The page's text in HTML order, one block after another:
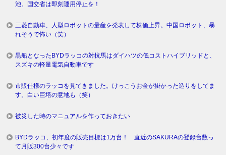
池。国交省は即刻運用停止を！
三菱自動車、人型ロボットの量産を発表して株価上昇。中国ロボット、暴
れそうで怖い（笑）
黒船となったBYDラッコの対抗馬はダイハツの低コストハイブリッドと、
スズキの軽量電気自動車です
市販仕様のラッコを見てきました。けっこうお金が掛かった造りをしてま
す。白い巨塔の意地も（笑）
被災した時のマニュアルを作っておきたい
BYDラッコ、初年度の販売目標は1万台！ 直近のSAKURAの登録台数っ
て月販300台少々です